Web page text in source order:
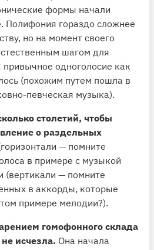
формы начали
Полифония гораздо сложнее
но на момент своего
шагом для
одноголосие как
(похожим путем пошла в
певческая музыка).
столетий, чтобы
о раздельных
— помните
в примере с музыкой
(вертикали — помните
в аккорды, которые
примере мелодии?).
гомофонного склада
исчезла. Она начала